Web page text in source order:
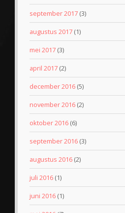
september 2017 (3)
augustus 2017 (1)
mei 2017 (3)
april 2017 (2)
december 2016 (5)
november 2016 (2)
oktober 2016 (6)
september 2016 (3)
augustus 2016 (2)
juli 2016 (1)
juni 2016 (1)